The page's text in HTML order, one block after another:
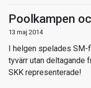
Poolkampen
13 maj 2014
I helgen spelades SM-
tyvärr utan deltagande
SKK representerade!